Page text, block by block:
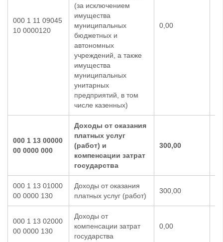
000 1 11 09045
10 0000120
(за исключением
имущества
муниципальных
бюджетных и
автономных
учреждений, а также
имущества
муниципальных
унитарных
предприятий, в том
числе казенных)
0,00
000 1 13 00000
00 0000 000
Доходы от оказания
платных услуг
(работ) и
компенсации затрат
государства
300,00
000 1 13 01000
00 0000 130
Доходы от оказания
платных услуг (работ)
300,00
000 1 13 02000
00 0000 130
Доходы от
компенсации затрат
государства
0,00